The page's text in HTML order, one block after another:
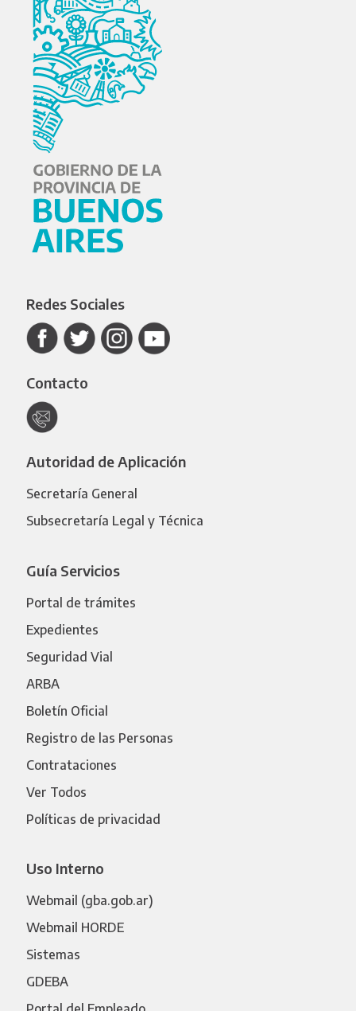
Redes Sociales
Contacto
Autoridad de Aplicación
Secretaría General
Subsecretaría Legal y Técnica
Guía Servicios
Portal de trámites
Expedientes
Seguridad Vial
ARBA
Boletín Oficial
Registro de las Personas
Contrataciones
Ver Todos
Políticas de privacidad
Uso Interno
Webmail (gba.gob.ar)
Webmail HORDE
Sistemas
GDEBA